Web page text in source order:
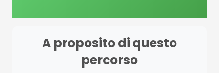
A proposito di questo
percorso